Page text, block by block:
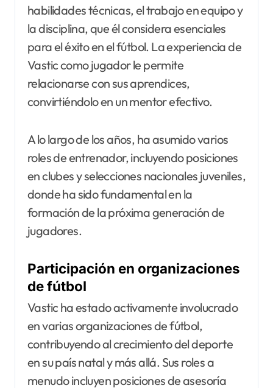
habilidades técnicas, el trabajo en equipo y
la disciplina, que él considera esenciales
para el éxito en el fútbol. La experiencia de
Vastic como jugador le permite
relacionarse con sus aprendices,
convirtiéndolo en un mentor efectivo.
A lo largo de los años, ha asumido varios
roles de entrenador, incluyendo posiciones
en clubes y selecciones nacionales juveniles,
donde ha sido fundamental en la
formación de la próxima generación de
jugadores.
Participación en organizaciones
de fútbol
Vastic ha estado activamente involucrado
en varias organizaciones de fútbol,
contribuyendo al crecimiento del deporte
en su país natal y más allá. Sus roles a
menudo incluyen posiciones de asesoría